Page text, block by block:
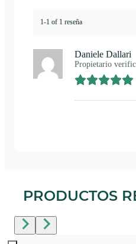
1-1 of 1 reseña
Daniele Dallari
Propietario
PRODUCTOS